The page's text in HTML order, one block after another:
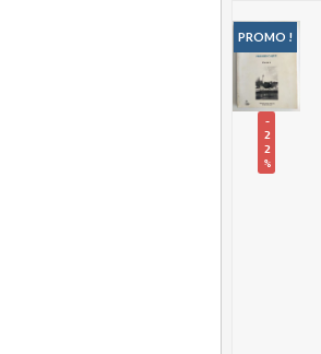
PROMO !
-
2
2
%